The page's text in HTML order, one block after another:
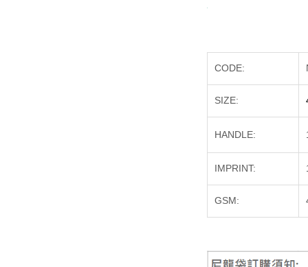
CODE:
SIZE:
HANDLE:
IMPRINT:
GSM: